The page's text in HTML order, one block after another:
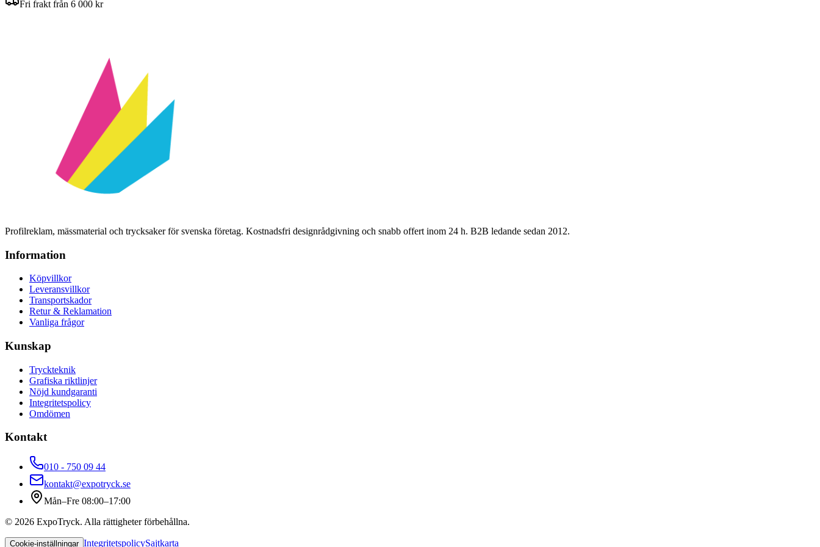
Fri frakt från 6 000 kr
Profilreklam, mässmaterial och trycksaker för svenska företag. Kostnadsfri designrådgivning och snabb offert inom 24 h. B2B ledande sedan 2012.
Information
Köpvillkor
Leveransvillkor
Transportskador
Retur & Reklamation
Vanliga frågor
Kunskap
Tryckteknik
Grafiska riktlinjer
Nöjd kundgaranti
Integritetspolicy
Omdömen
Kontakt
010 - 750 09 44
kontakt@expotryck.se
Mån–Fre 08:00–17:00
© 2026 ExpoTryck. Alla rättigheter förbehållna.
Cookie-inställningar IntegritetspolicySajtkarta